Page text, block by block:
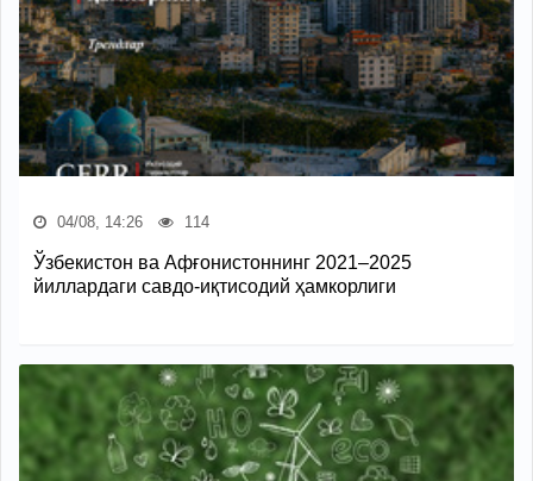
04/08, 14:26 114
Ўзбекистон ва Афғонистоннинг 2021–2025
йиллардаги савдо-иқтисодий ҳамкорлиги